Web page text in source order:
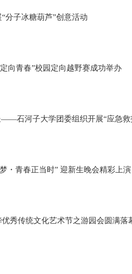
分子冰糖葫芦”创意活动
向青春”校园定向越野赛成功举办
——石河子大学团委组织开展“应急救
・青春正当时” 迎新生晚会精彩上演
秀传统文化艺术节之游园会圆满落